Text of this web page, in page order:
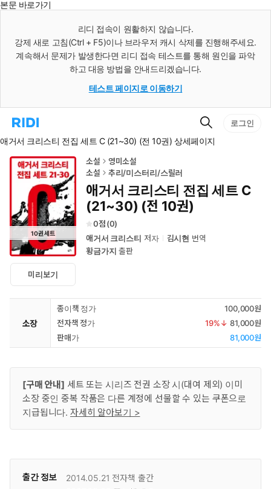
본문 바로가기
리디 접속이 원활하지 않습니다.
강제 새로 고침(Ctrl + F5)이나 브라우저 캐시 삭제를 진행해주세요.
계속해서 문제가 발생한다면 리디 접속 테스트를 통해 원인을 파악
하고 대응 방법을 안내드리겠습니다.
테스트 페이지로 이동하기
리
홈
로
이
동
검
색
로그인
애거서 크리스티 전집 세트 C (21~30) (전 10권) 상세페이지
10권세트
미리보기
소설
영미소설
소설
추리/미스터리/스릴러
애거서 크리스티 전집 세트 C
(21~30) (전 10권)
0 (0)
애거서 크리스티 저자 김시현 번역
황금가지 출판
소장
종이책 정가
100,000원
전자책 정가
19%↓ 81,000원
판매가
81,000원
[구매 안내] 세트 또는 시리즈 전권 소장 시(대여 제외) 이미
소장 중인 중복 작품은 다른 계정에 선물할 수 있는 쿠폰으로
지급됩니다. 자세히 알아보기 >
출간 정보 2014.05.21 전자책 출간